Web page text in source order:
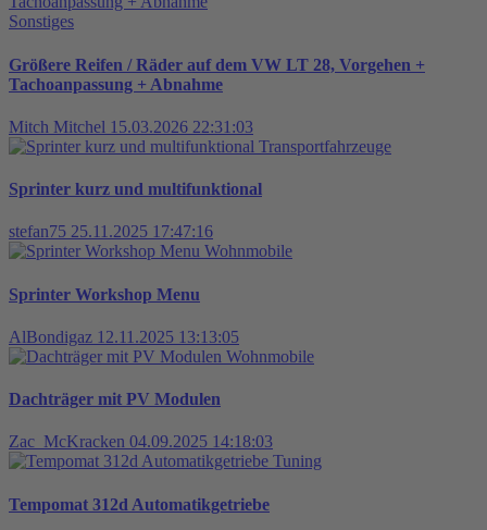
Sonstiges
Größere Reifen / Räder auf dem VW LT 28, Vorgehen +
Tachoanpassung + Abnahme
Mitch Mitchel 15.03.2026 22:31:03
Transportfahrzeuge
Sprinter kurz und multifunktional
stefan75 25.11.2025 17:47:16
Wohnmobile
Sprinter Workshop Menu
AlBondigaz 12.11.2025 13:13:05
Wohnmobile
Dachträger mit PV Modulen
Zac_McKracken 04.09.2025 14:18:03
Tuning
Tempomat 312d Automatikgetriebe